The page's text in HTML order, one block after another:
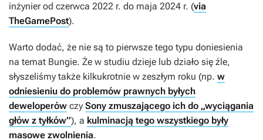
inżynier od czerwca 2022 r. do maja 2024 r. (via
TheGamePost).
Warto dodać, że nie są to pierwsze tego typu doniesienia
na temat Bungie. Że w studiu dzieje lub działo się źle,
słyszeliśmy także kilkukrotnie w zeszłym roku (np. w
odniesieniu do problemów prawnych byłych
deweloperów czy Sony zmuszającego ich do „wyciągania
głów z tyłków”), a kulminacją tego wszystkiego były
masowe zwolnienia.